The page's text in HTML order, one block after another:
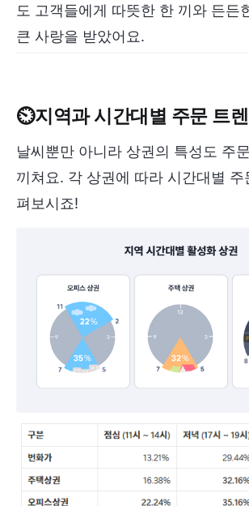
도 고객들에게 따뜻한 한 끼와 든든
큰 사랑을 받았어요.
⏲️지역과 시간대별 주문 트
날씨뿐만 아니라 상권의 특성도 주
끼쳐요. 각 상권에 따라 시간대별
펴보시죠!